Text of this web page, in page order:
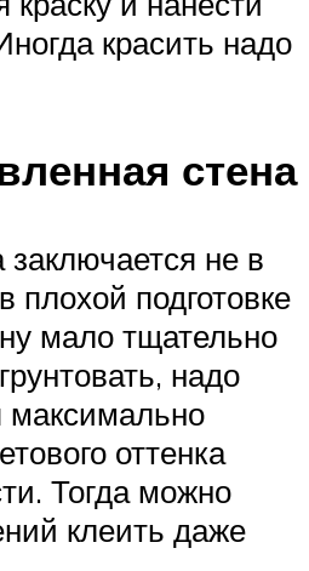
красить надо
стена
не в
плохой подготовке
мало тщательно
надо
максимально
оттенка
Тогда можно
клеить даже